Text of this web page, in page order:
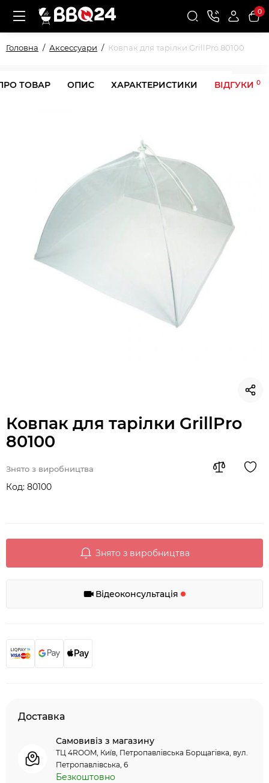
0
Головна Аксессуари Ковпак для тарілки GrillPro 80100
ТОВАР ОПИС ХАРАКТЕРИСТИКИ ВІДГУКИ 0
Ковпак для тарілки GrillPro
80100
Знято з виробництва
Код: 80100
Знято з виробництва
Відеоконсультація
Доставка
Самовивіз з магазину
ТЦ 4ROOM, Київ, Петропавлівська Борщагівка, вул.
Петропавлівська, 6
Безкоштовно